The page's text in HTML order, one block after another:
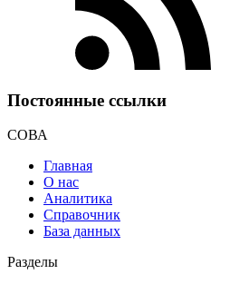
Постоянные ссылки
СОВА
Главная
О нас
Аналитика
Справочник
База данных
Разделы